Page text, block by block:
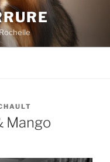
Mango